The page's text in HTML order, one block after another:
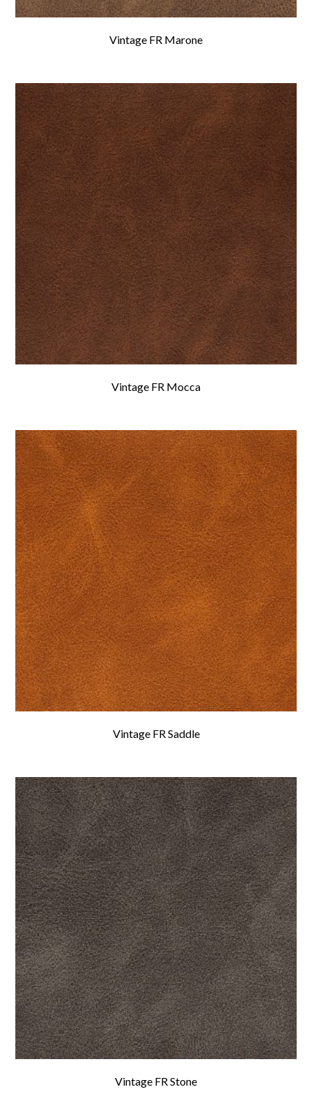
Vintage FR Marone
Vintage FR Mocca
Vintage FR Saddle
Vintage FR Stone